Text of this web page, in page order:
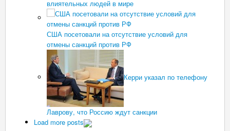
влиятельных людей в мире
США посетовали на отсутствие условий для
отмены санкций против РФ
Керри указал по телефону
Лаврову, что Россию ждут санкции
Load more posts